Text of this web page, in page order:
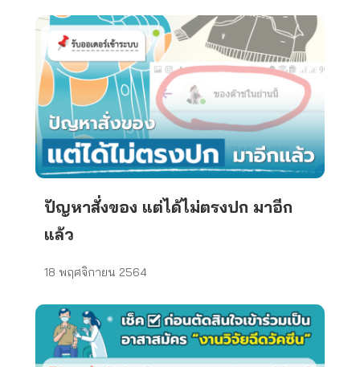
ปัญหาสั่งของ แต่ได้ไม่ตรงปก มาอีก
แล้ว
18 พฤศจิกายน 2564